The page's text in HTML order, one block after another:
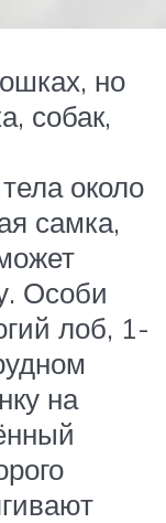
но
собак,
около
самка,
Особи
лоб, 1-
на